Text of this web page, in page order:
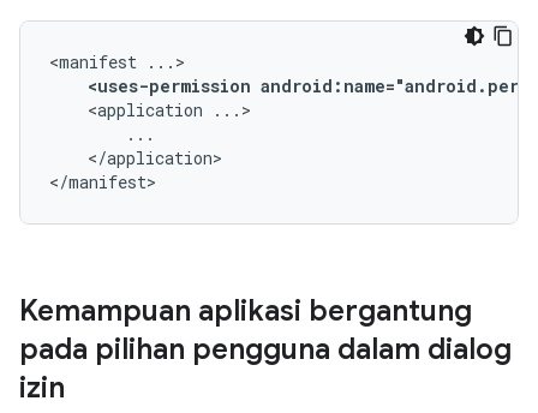
<manifest
<uses-permission
<application
</application>
</manifest>
Kemampuan aplikasi bergantung
pada pilihan pengguna dalam dialog
izin